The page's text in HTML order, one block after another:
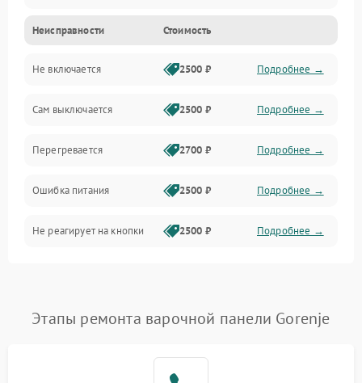
Неисправности Стоимость
Не включается 2500 ₽ Подробнее →
Сам выключается 2500 ₽ Подробнее →
Перегревается 2700 ₽ Подробнее →
Ошибка питания 2500 ₽ Подробнее →
Не реагирует на кнопки 2500 ₽ Подробнее →
Этапы ремонта варочной панели Gorenje